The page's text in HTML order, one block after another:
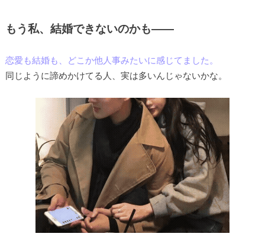
もう私、結婚できないのかも――
恋愛も結婚も、どこか他人事みたいに感じてました。
同じように諦めかけてる人、実は多いんじゃないかな。